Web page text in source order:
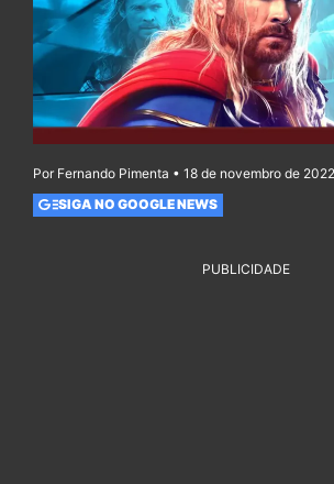
Por Fernando Pimenta • 18 de novembro de
SIGA NO GOOGLE NEWS
PUBLICIDADE